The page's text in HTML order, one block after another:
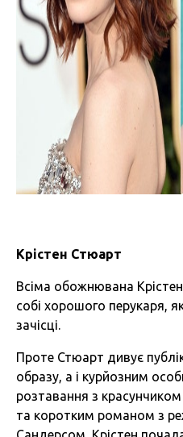
Крістен Стюарт
Всіма обожнювана
собі хорошого перукаря,
зачісці.
Проте Стюарт дивує
образу, а і курйозним
розтавання з
та коротким романом з